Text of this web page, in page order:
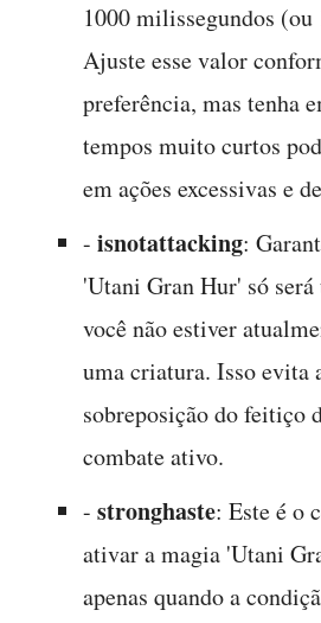
1000 milissegundos (ou
Ajuste esse valor
preferência, mas tenha
tempos muito curtos
em ações excessivas e
- isnotattacking:
'Utani Gran Hur' só será
você não estiver
uma criatura. Isso evita
sobreposição do feitiço
combate ativo.
- stronghaste: Este é o
ativar a magia 'Utani
apenas quando a